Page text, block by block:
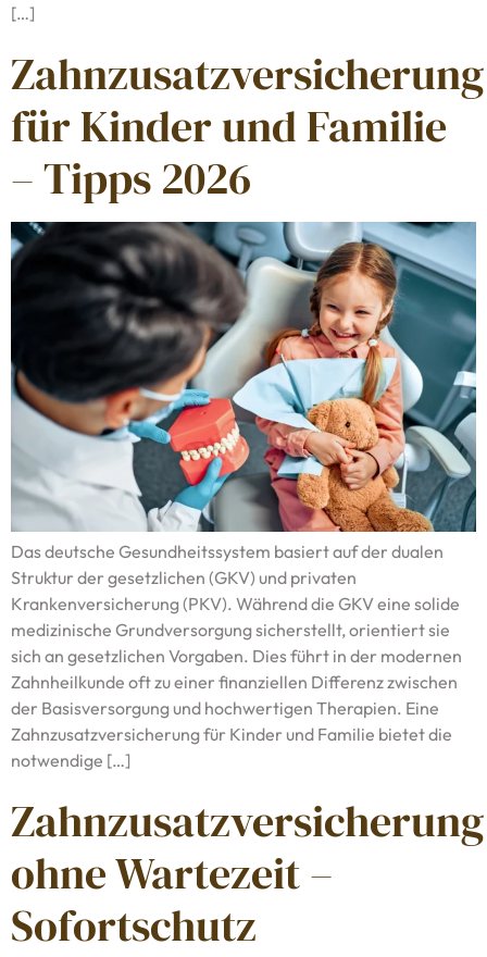
[…]
Zahnzusatzversicherung
für Kinder und Familie
– Tipps 2026
Das deutsche Gesundheitssystem basiert auf der dualen
Struktur der gesetzlichen (GKV) und privaten
Krankenversicherung (PKV). Während die GKV eine solide
medizinische Grundversorgung sicherstellt, orientiert sie
sich an gesetzlichen Vorgaben. Dies führt in der modernen
Zahnheilkunde oft zu einer finanziellen Differenz zwischen
der Basisversorgung und hochwertigen Therapien. Eine
Zahnzusatzversicherung für Kinder und Familie bietet die
notwendige […]
Zahnzusatzversicherung
ohne Wartezeit –
Sofortschutz